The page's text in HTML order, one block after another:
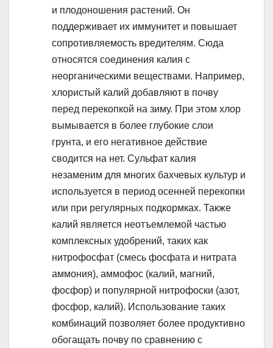
и плодоношения растений. Он
поддерживает их иммунитет и повышает
сопротивляемость вредителям. Сюда
относятся соединения калия с
неорганическими веществами. Например,
хлористый калий добавляют в почву
перед перекопкой на зиму. При этом хлор
вымывается в более глубокие слои
грунта, и его негативное действие
сводится на нет. Сульфат калия
незаменим для многих бахчевых культур и
используется в период осенней перекопки
или при регулярных подкормках. Также
калий является неотъемлемой частью
комплексных удобрений, таких как
нитрофосфат (смесь фосфата и нитрата
аммония), аммофос (калий, магний,
фосфор) и популярной нитрофоски (азот,
фосфор, калий). Использование таких
комбинаций позволяет более продуктивно
обогащать почву по сравнению с